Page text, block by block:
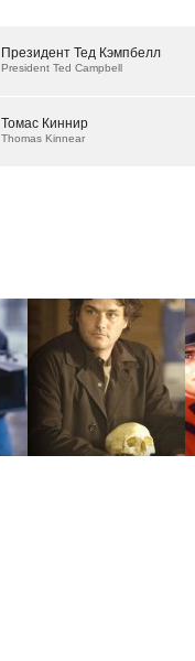
Президент Тед Кэмпбелл
President Ted Campbell
Томас Киннир
Thomas Kinnear